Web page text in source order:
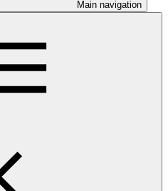
Main navigation